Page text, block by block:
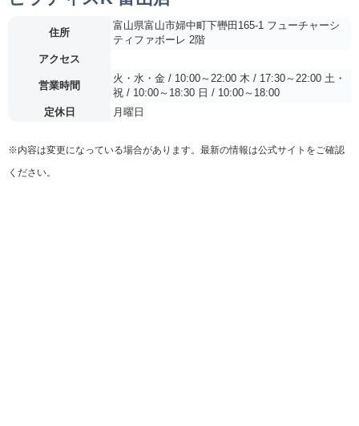
住所
富山県富山市婦中町下轡田165-1 フューチャーシ
ティファボーレ 2階
アクセス
営業時間
火・水・金 / 10:00～22:00 木 / 17:30～22:00 土・
祝 / 10:00～18:30 日 / 10:00～18:00
定休日
月曜日
※内容は変更になっている場合があります。最新の情報は公式サイトをご確認
ください。